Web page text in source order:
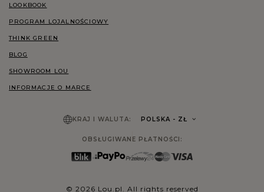
LOOKBOOK
PROGRAM LOJALNOŚCIOWY
THINK GREEN
BLOG
SHOWROOM LOU
INFORMACJE O MARCE
KRAJ I WALUTA: POLSKA - ZŁ
OBSŁUGIWANE PŁATNOŚCI:
© 2026 Lou.pl. All rights reserved